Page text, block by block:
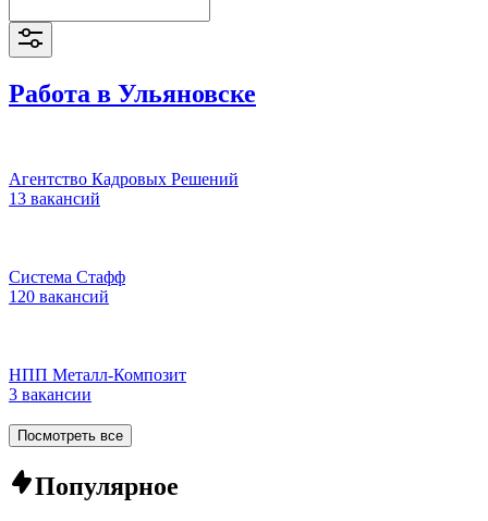
Работа в Ульяновске
Агентство Кадровых Решений
13 вакансий
Система Стафф
120 вакансий
НПП Металл-Композит
3 вакансии
Посмотреть все
Популярное